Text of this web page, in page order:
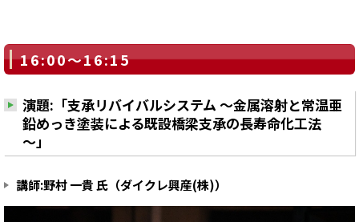
16:00～16:15
演題:「支承リバイバルシステム ～金属溶射と常温亜
鉛めっき塗装による既設橋梁支承の長寿命化工法
～」
講師:野村 一貴 氏（ダイクレ興産(株)）